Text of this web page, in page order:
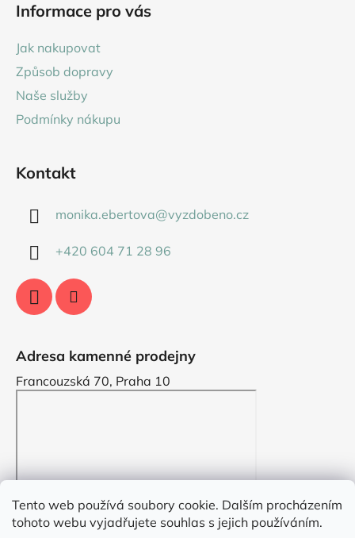
Tento web používá soubory cookie. Dalším procházením
tohoto webu vyjadřujete souhlas s jejich používáním.
Informace pro vás
Jak nakupovat
Způsob dopravy
Naše služby
Podmínky nákupu
Kontakt
monika.ebertova@vyzdobeno.cz
+420 604 71 28 96
Adresa kamenné prodejny
Francouzská 70, Praha 10